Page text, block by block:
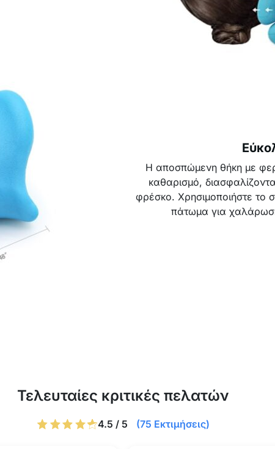
Η αποσπώμενη θήκη με
καθαρισμό,
φρέσκο. Χρησιμοποιήστε το
πάτωμα για
Τελευταίες κριτικές πελατών
4.5 / 5 (75 Εκτιμήσεις)